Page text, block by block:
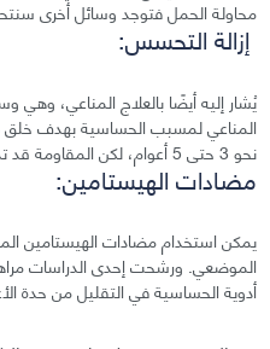
محاولة الحمل فتوجد وسائل أخرى
إزالة التحسس:
يُشار إليه أيضًا بالعلاج المناعي، وهي
المناعي لمسبب الحساسية بهدف
نحو 3 حتى 5 أعوام، لكن المقاومة قد تدوم لسنوات بعد ذلك.
مضادات الهيستامين:
يمكن استخدام مضادات الهيستامين
الموضعي. ورشحت إحدى الدراسات
أدوية الحساسية في التقليل من حدة